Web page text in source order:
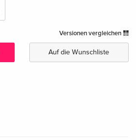
Versionen vergleichen
Auf die Wunschliste